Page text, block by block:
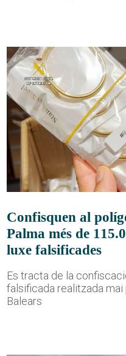
Confisquen al
Palma més de
luxe falsificades
Es tracta de la
falsificada realitzada mai
Balears